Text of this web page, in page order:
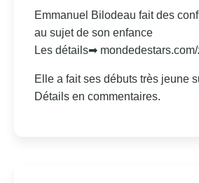
Emmanuel Bilodeau fait des
au sujet de son enfance
Les détails➡
Elle a fait ses débuts très jeune
Détails en commentaires.